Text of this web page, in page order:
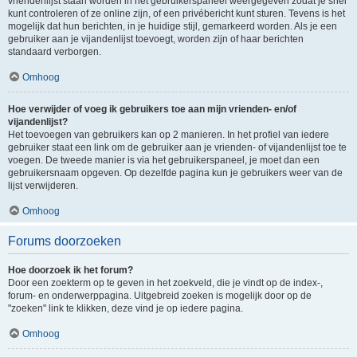
kunt controleren of ze online zijn, of een privébericht kunt sturen. Tevens is het
mogelijk dat hun berichten, in je huidige stijl, gemarkeerd worden. Als je een
gebruiker aan je vijandenlijst toevoegt, worden zijn of haar berichten
standaard verborgen.
Omhoog
Hoe verwijder of voeg ik gebruikers toe aan mijn vrienden- en/of
vijandenlijst?
Het toevoegen van gebruikers kan op 2 manieren. In het profiel van iedere
gebruiker staat een link om de gebruiker aan je vrienden- of vijandenlijst toe te
voegen. De tweede manier is via het gebruikerspaneel, je moet dan een
gebruikersnaam opgeven. Op dezelfde pagina kun je gebruikers weer van de
lijst verwijderen.
Omhoog
Forums doorzoeken
Hoe doorzoek ik het forum?
Door een zoekterm op te geven in het zoekveld, die je vindt op de index-,
forum- en onderwerppagina. Uitgebreid zoeken is mogelijk door op de
"zoeken" link te klikken, deze vind je op iedere pagina.
Omhoog